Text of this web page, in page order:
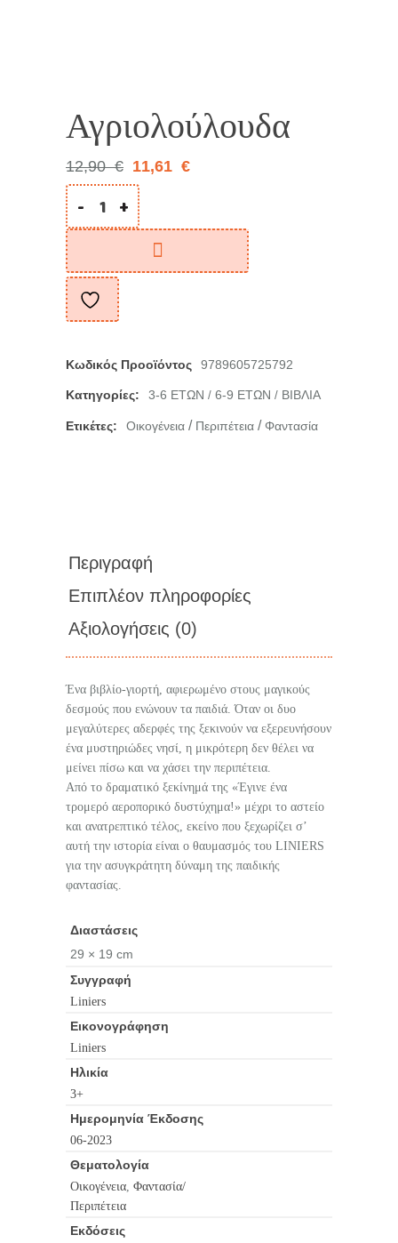
Αγριολούλουδα
12,90 € 11,61 €
- +
Κωδικός Προοϊόντος 9789605725792
Κατηγορίες: 3-6 ΕΤΩΝ / 6-9 ΕΤΩΝ / ΒΙΒΛΙΑ
Ετικέτες: Οικογένεια / Περιπέτεια /Φαντασία
Περιγραφή
Επιπλέον πληροφορίες
Αξιολογήσεις (0)
Ένα βιβλίο-γιορτή, αφιερωμένο στους μαγικούς
δεσμούς που ενώνουν τα παιδιά. Όταν οι δυο
μεγαλύτερες αδερφές της ξεκινούν να εξερευνήσουν
ένα μυστηριώδες νησί, η μικρότερη δεν θέλει να
μείνει πίσω και να χάσει την περιπέτεια.
Από το δραματικό ξεκίνημά της «Έγινε ένα
τρομερό αεροπορικό δυστύχημα!» μέχρι το αστείο
και ανατρεπτικό τέλος, εκείνο που ξεχωρίζει σ’
αυτή την ιστορία είναι ο θαυμασμός του LINIERS
για την ασυγκράτητη δύναμη της παιδικής
φαντασίας.
Διαστάσεις
29 × 19 cm
Συγγραφή
Liniers
Εικονογράφηση
Liniers
Ηλικία
3+
Ημερομηνία Έκδοσης
06-2023
Θεματολογία
Οικογένεια, Φαντασία/
Περιπέτεια
Εκδόσεις